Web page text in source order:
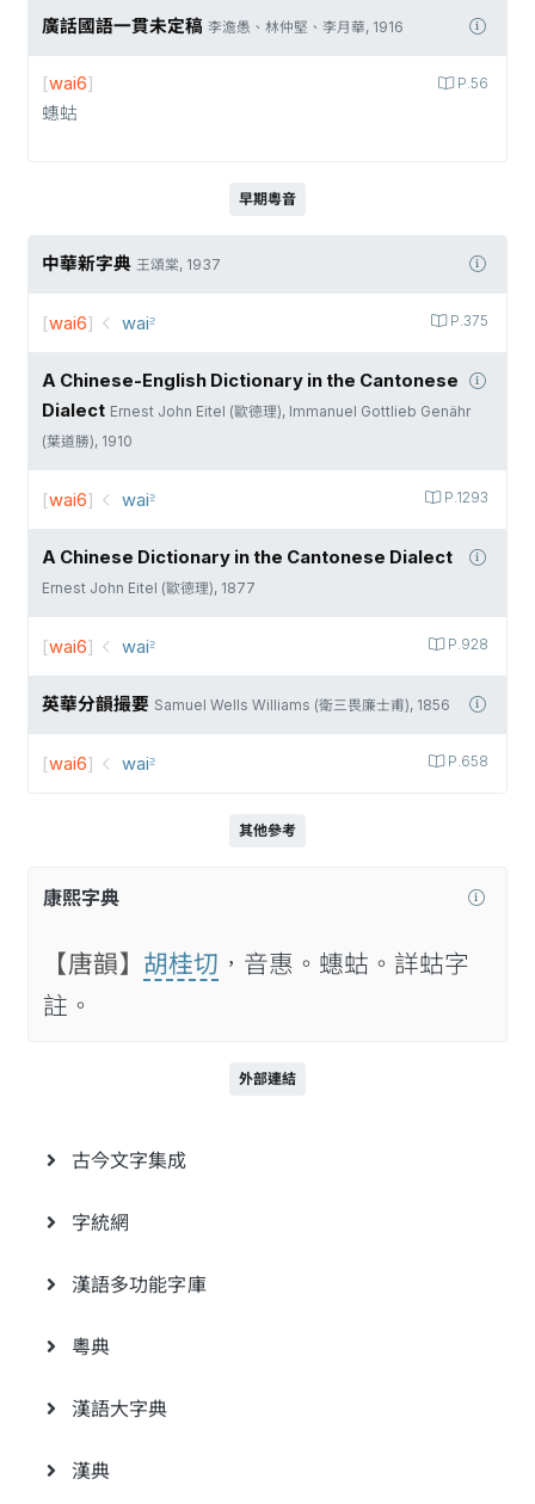
廣話國語一貫未定稿 李澹愚、林仲堅、李月華, 1916
P.56
[wai6]
蟪蛄
早期粵音
中華新字典 王頌棠, 1937
P.375
[wai6] wai꜅
A Chinese-English Dictionary in the Cantonese
Dialect Ernest John Eitel (歐德理), Immanuel Gottlieb Genähr
(葉道勝), 1910
P.1293
[wai6] wai꜅
A Chinese Dictionary in the Cantonese Dialect
Ernest John Eitel (歐德理), 1877
P.928
[wai6] wai꜅
英華分韻撮要 Samuel Wells Williams (衛三畏廉士甫), 1856
P.658
[wai6] wai꜅
其他參考
康熙字典
【唐韻】 胡桂切 ，音惠。蟪蛄。詳蛄字
註。
外部連結
古今文字集成
字統網
漢語多功能字庫
粵典
漢語大字典
漢典